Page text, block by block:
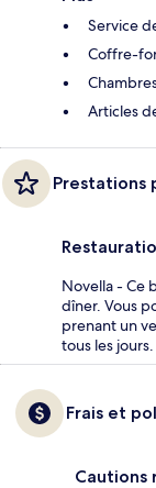
Service
Coffre-
Articles
Prestations
Novella - Ce
dîner. Vous
prenant un
tous les jours.
Frais et
Cautions